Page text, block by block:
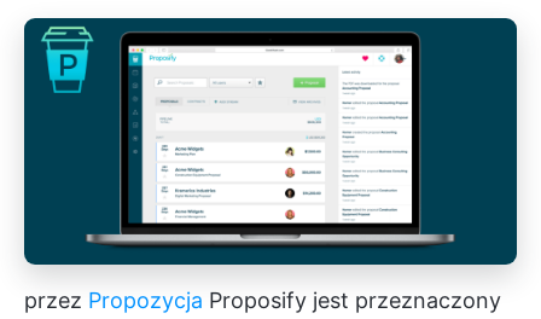
przez Propozycja Proposify jest przeznaczony